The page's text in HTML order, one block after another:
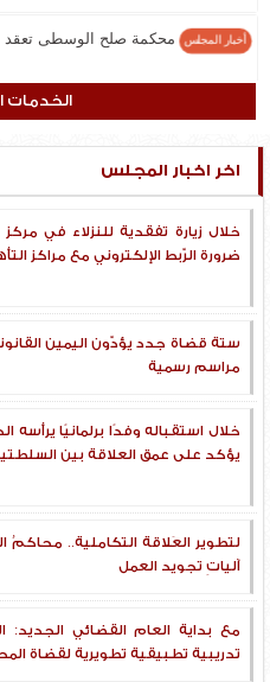
أخبار المجلس محكمة صلح الوسطى تعقد
أخبار المجلس
الجـنـايــــات
بقضية مخـدرات
المستشار المدهون يعقد
الخدمات
اخر اخبار المجلس
خلال زيارة تفقدية للنزلاء في
ضرورة الرّبط الإلكتروني مع مراكز
ستة قضاة جدد يؤدّون اليمين
مراسم رسمية
خلال استقباله وفدًا برلمانيًا
يؤكد على عمق العلاقة بين
لتطوير العَلاقة التكاملية..
آلياتِ تجويد العمل
مع بداية العام القضائي
تدريبية تطبيقية تطويرية لقضاة